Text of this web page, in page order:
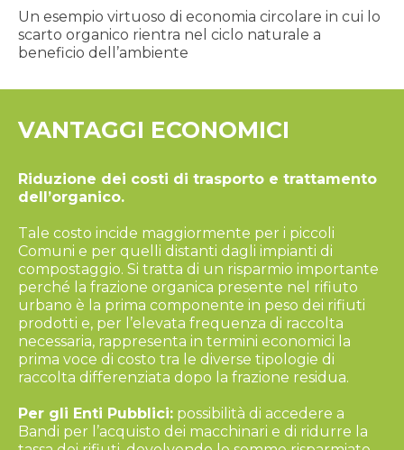
Un esempio virtuoso di economia circolare in cui lo
scarto organico rientra nel ciclo naturale a
beneficio dell’ambiente
VANTAGGI ECONOMICI
Riduzione dei costi di trasporto e trattamento
dell’organico.
Tale costo incide maggiormente per i piccoli
Comuni e per quelli distanti dagli impianti di
compostaggio. Si tratta di un risparmio importante
perché la frazione organica presente nel rifiuto
urbano è la prima componente in peso dei rifiuti
prodotti e, per l’elevata frequenza di raccolta
necessaria, rappresenta in termini economici la
prima voce di costo tra le diverse tipologie di
raccolta differenziata dopo la frazione residua.
Per gli Enti Pubblici: possibilità di accedere a
Bandi per l’acquisto dei macchinari e di ridurre la